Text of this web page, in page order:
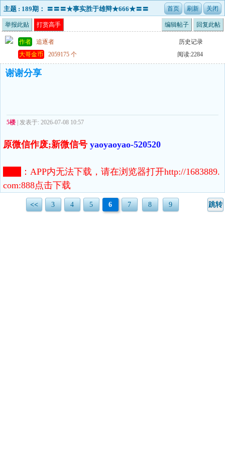
主题 : 189期： 〓〓〓★事实胜于雄辩★666★〓〓
〓实力演绎经典！！！
举报此贴 打赏高手 编辑帖子 回复此帖
作者 追逐者
历史记录
大哥金币
2059175 个 阅读:2284
谢谢分享
5楼 | 发表于: 2026-07-08 10:57
原微信作废;新微信号 yaoyaoyao-520520
： APP内无法下载，请在浏览器打开http://1683889.
com:888点击下载
<< 3 4 5 6 7 8 9 跳转